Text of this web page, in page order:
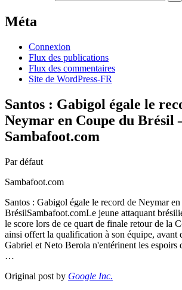
Méta
Connexion
Flux des publications
Flux des commentaires
Site de WordPress-FR
Santos : Gabigol égale le
Neymar en Coupe du Brésil
Sambafoot.com
Par défaut
Sambafoot.com
Santos : Gabigol égale le record de Neymar
BrésilSambafoot.comLe jeune attaquant
le score lors de ce quart de finale retour de la
ainsi offert la qualification à son équipe, avant
Gabriel et Neto Berola n'entérinent les espoirs
…
Original post by Google Inc.